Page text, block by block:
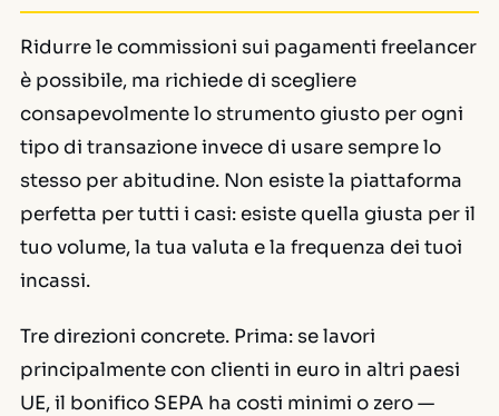
Ridurre le commissioni sui pagamenti freelancer
è possibile, ma richiede di scegliere
consapevolmente lo strumento giusto per ogni
tipo di transazione invece di usare sempre lo
stesso per abitudine. Non esiste la piattaforma
perfetta per tutti i casi: esiste quella giusta per il
tuo volume, la tua valuta e la frequenza dei tuoi
incassi.
Tre direzioni concrete. Prima: se lavori
principalmente con clienti in euro in altri paesi
UE, il bonifico SEPA ha costi minimi o zero —